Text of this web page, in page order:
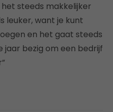
steeds makkelijker
leuker, want je kunt
en het gaat steeds
jaar bezig om een bedrijf